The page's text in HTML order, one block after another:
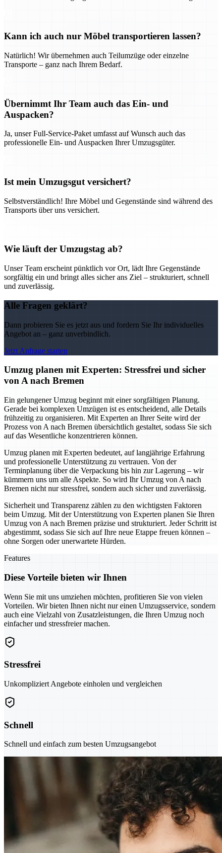
Kann ich auch nur Möbel transportieren lassen?
Natürlich! Wir übernehmen auch Teilumzüge oder einzelne
Transporte – ganz nach Ihrem Bedarf.
Übernimmt Ihr Team auch das Ein- und
Auspacken?
Ja, unser Full-Service-Paket umfasst auf Wunsch auch das
professionelle Ein- und Auspacken Ihrer Umzugsgüter.
Ist mein Umzugsgut versichert?
Selbstverständlich! Ihre Möbel und Gegenstände sind während des
Transports über uns versichert.
Wie läuft der Umzugstag ab?
Unser Team erscheint pünktlich vor Ort, lädt Ihre Gegenstände
sorgfältig ein und bringt alles sicher ans Ziel – strukturiert, schnell
und zuverlässig.
Alle Fragen geklärt?
Dann probieren Sie es jetzt aus und fordern Sie Ihr individuelles
Angebot an – ganz unverbindlich.
Jetzt Anfrage starten
Umzug planen mit Experten: Stressfrei und sicher
von A nach Bremen
Ein gelungener Umzug beginnt mit einer sorgfältigen Planung.
Gerade bei komplexen Umzügen ist es entscheidend, alle Details
frühzeitig zu organisieren. Mit Experten an Ihrer Seite wird der
Prozess von A nach Bremen übersichtlich gestaltet, sodass Sie sich
auf das Wesentliche konzentrieren können.
Umzug planen mit Experten bedeutet, auf langjährige Erfahrung
und professionelle Unterstützung zu vertrauen. Von der
Terminplanung über die Verpackung bis hin zur Lagerung – wir
kümmern uns um alle Aspekte. So wird Ihr Umzug von A nach
Bremen nicht nur stressfrei, sondern auch sicher und zuverlässig.
Sicherheit und Transparenz zählen zu den wichtigsten Faktoren
beim Umzug. Mit der Unterstützung von Experten planen Sie Ihren
Umzug von A nach Bremen präzise und strukturiert. Jeder Schritt ist
abgestimmt, sodass Sie sich auf Ihre neue Etappe freuen können –
ohne Sorgen oder unerwartete Hürden.
Features
Diese Vorteile bieten wir Ihnen
Wenn Sie mit uns umziehen möchten, profitieren Sie von vielen
Vorteilen. Wir bieten Ihnen nicht nur einen Umzugsservice, sondern
auch eine Vielzahl von Zusatzleistungen, die Ihren Umzug noch
einfacher und stressfreier machen.
Stressfrei
Unkompliziert Angebote einholen und vergleichen
Schnell
Schnell und einfach zum besten Umzugsangebot